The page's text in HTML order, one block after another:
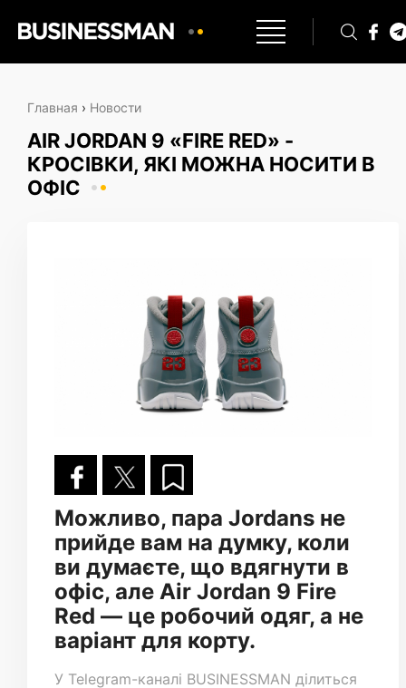
Главная › Новости
AIR JORDAN 9 «FIRE RED» -
КРОСІВКИ, ЯКІ МОЖНА НОСИТИ В
ОФІС
Можливо, пара Jordans не
прийде вам на думку, коли
ви думаєте, що вдягнути в
офіс, але Air Jordan 9 Fire
Red — це робочий одяг, а не
варіант для корту.
У Telegram-каналі BUSINESSMAN ділиться